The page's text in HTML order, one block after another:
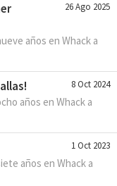
26 Ago 2025
años en Whack a
8 Oct 2024
años en Whack a
1 Oct 2023
años en Whack a